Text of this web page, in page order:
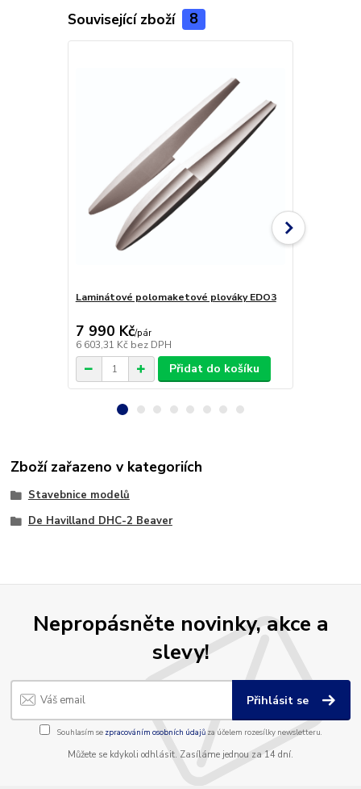
Související zboží 8
Laminátové polomaketové plováky EDO3
7 990 Kč/pár
6 603,31 Kč bez DPH
Přidat do košíku
Zboží zařazeno v kategoriích
Stavebnice modelů
De Havilland DHC-2 Beaver
Nepropásněte novinky, akce a
slevy!
Přihlásit se
Souhlasím se zpracováním osobních údajůza účelem rozesílky newsletteru.
Můžete se kdykoli odhlásit. Zasíláme jednou za 14 dní.